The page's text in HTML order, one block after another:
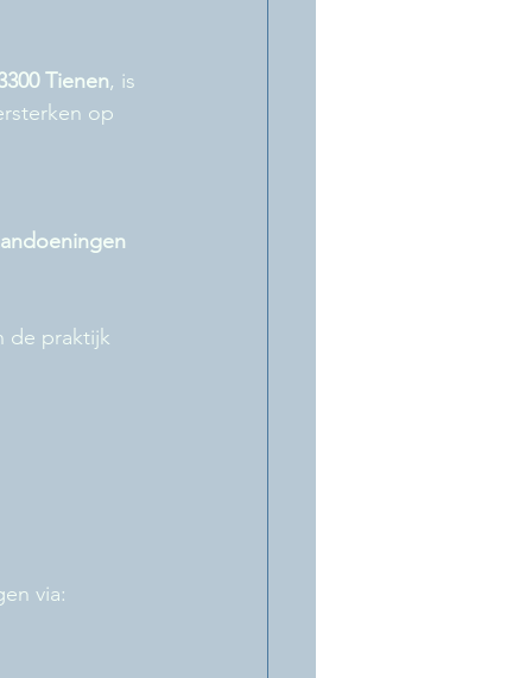
Tienen, is
op
de praktijk
via: